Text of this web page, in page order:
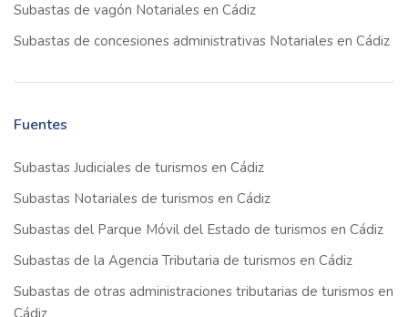
Subastas de vagón Notariales en Cádiz
Subastas de concesiones administrativas Notariales en Cádiz
Fuentes
Subastas Judiciales de turismos en Cádiz
Subastas Notariales de turismos en Cádiz
Subastas del Parque Móvil del Estado de turismos en Cádiz
Subastas de la Agencia Tributaria de turismos en Cádiz
Subastas de otras administraciones tributarias de turismos en